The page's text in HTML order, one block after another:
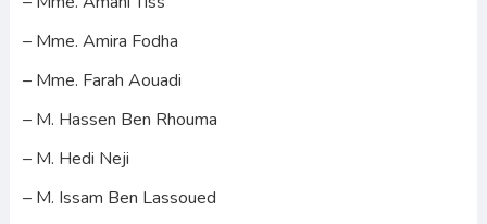
– Mme. Amira Fodha
– Mme. Farah Aouadi
– M. Hassen Ben Rhouma
– M. Hedi Neji
– M. Issam Ben Lassoued